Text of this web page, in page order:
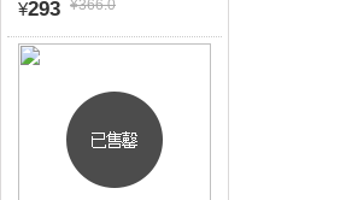
¥293 ¥366.0